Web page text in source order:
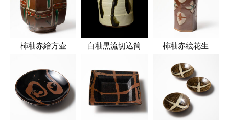
柿釉赤繪方壷 白釉黒流切込筒 柿釉赤絵花生